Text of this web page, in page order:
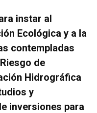
instar al
Ecológica y a la
contempladas
de
Hidrográfica
y
inversiones para